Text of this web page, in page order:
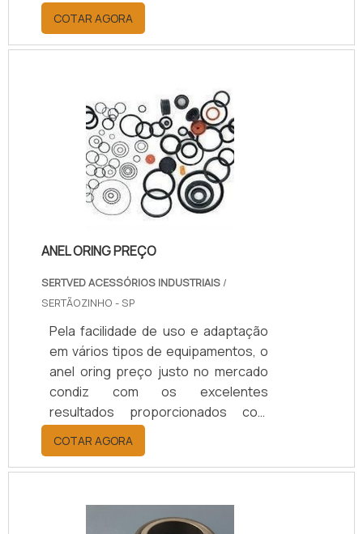
possui porta estampada com
ventilação frontal com reforço
interno, visor e identificação de
tinta a pó, sistema eletrostático na
cor vermelha padrão corpo de
bombeiros e associação Brasileira
de Normas Técnicas A.B.N.T.Sobre a
empresaA Petroval atua no setor de
válvulas e materiais hidráulicos há
COTAR AGORA
ANEL ORING PREÇO
SERTVED ACESSÓRIOS INDUSTRIAIS /
SERTÃOZINHO - SP
Pela facilidade de uso e adaptação
em vários tipos de equipamentos, o
anel oring preço justo no mercado
condiz com os excelentes
resultados proporcionados com
custo reduzido. Anel oring é o tipo
de vedação mais utilizada no
mercado, ele é simples e versátil, ao
são específicas para aplicações
COTAR AGORA